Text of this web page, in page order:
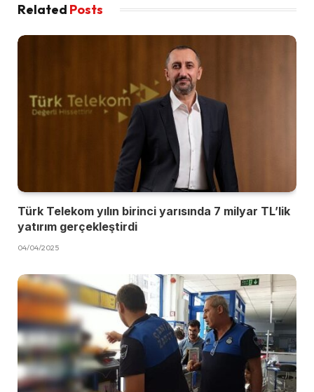
Related Posts
Türk Telekom yılın birinci yarısında 7 milyar TL’lik
yatırım gerçekleştirdi
04/04/2025